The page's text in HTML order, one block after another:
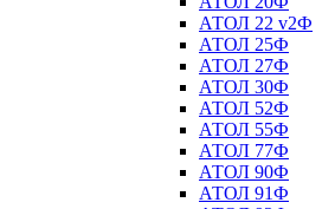
АТОЛ 22 v2Ф
АТОЛ 25Ф
АТОЛ 27Ф
АТОЛ 30Ф
АТОЛ 52Ф
АТОЛ 55Ф
АТОЛ 77Ф
АТОЛ 90Ф
АТОЛ 91Ф